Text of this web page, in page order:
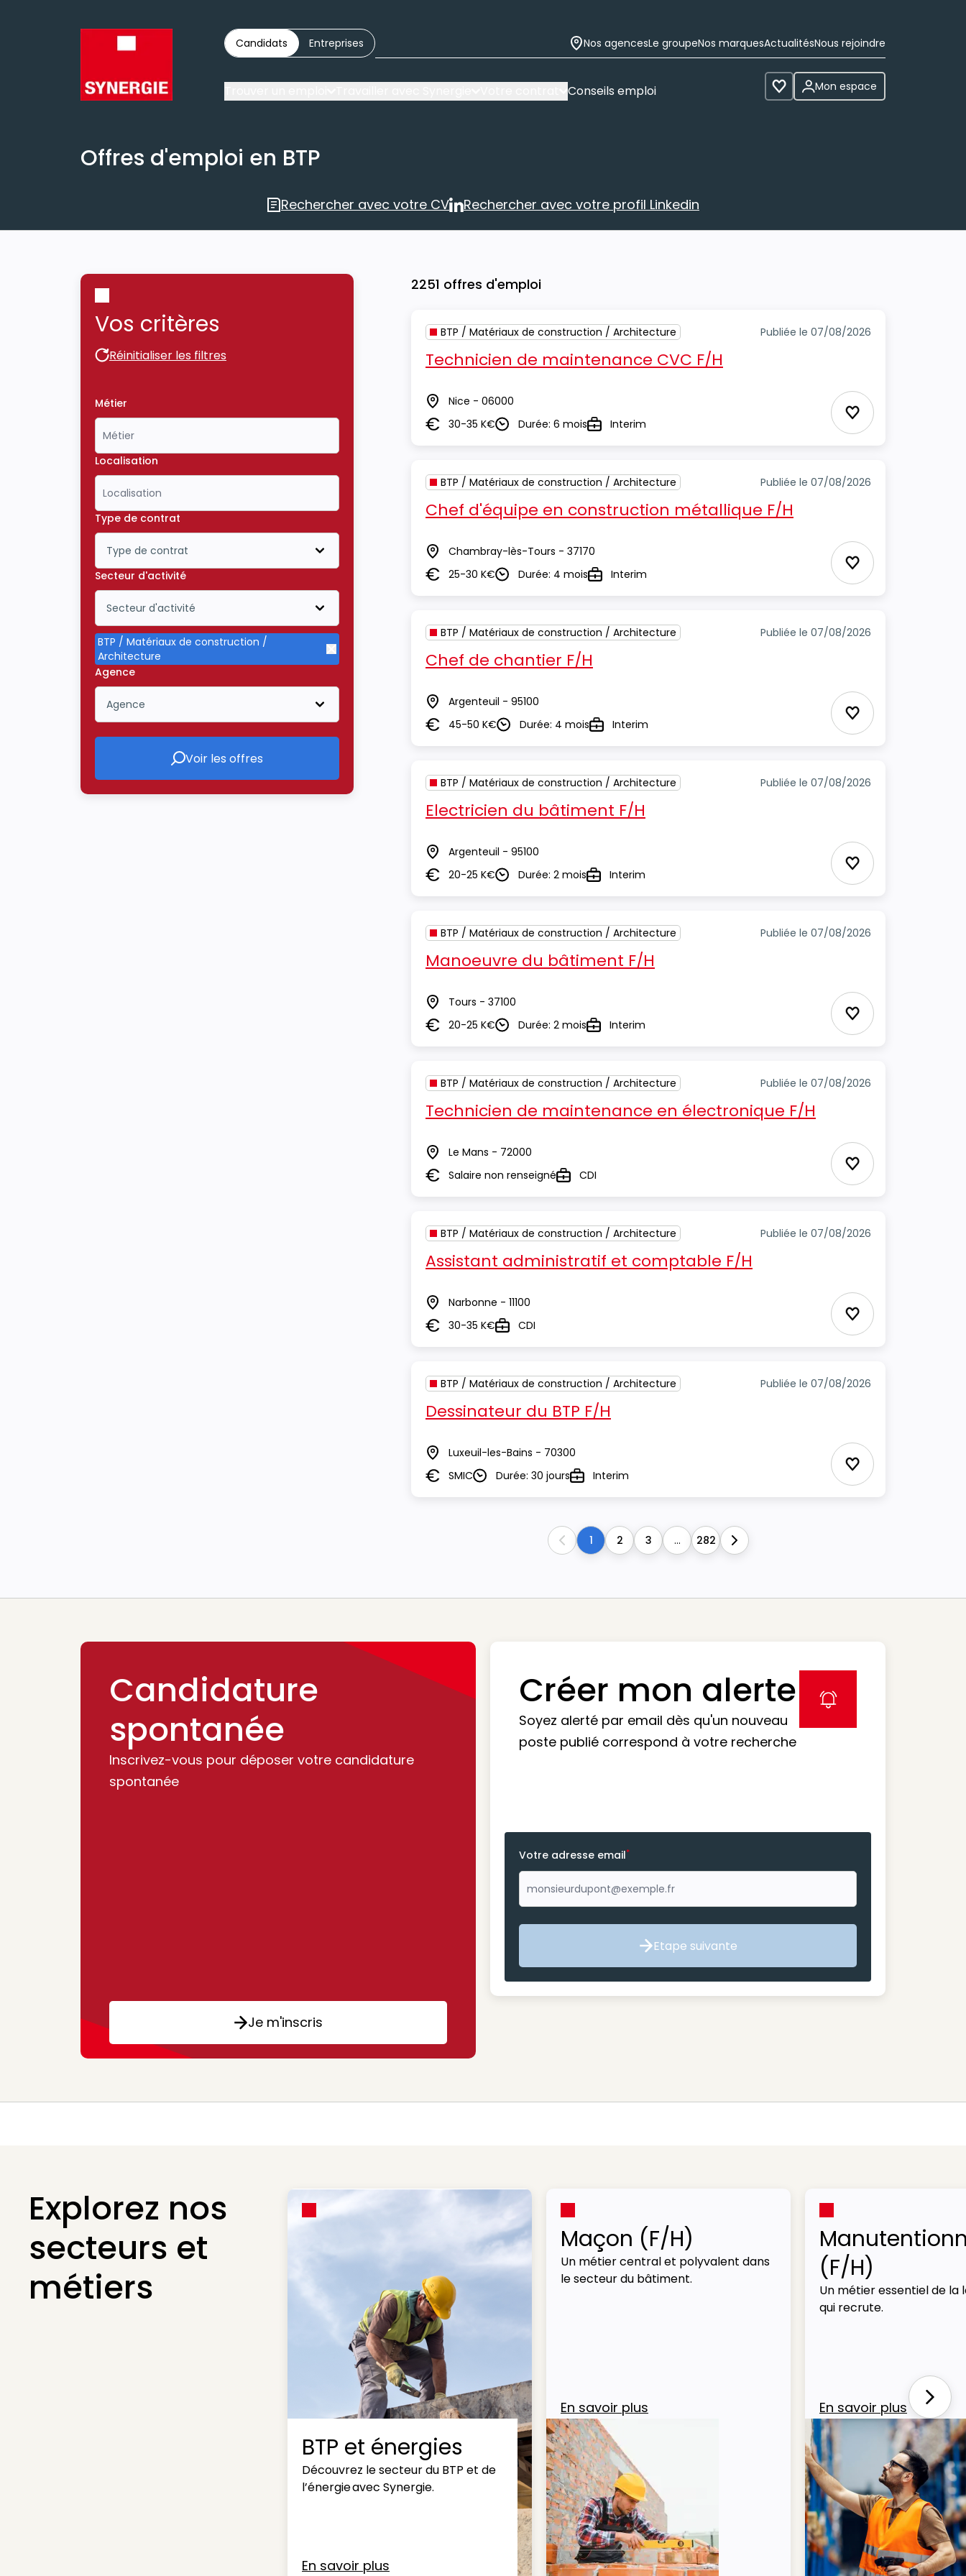
Candidats Entreprises Nos agencesLe groupeNos marquesActualitésNous rejoindre
Conseils emploi Voir les favoris
Mon espace
Offres d'emploi en BTP
Rechercher avec votre CV
Rechercher avec votre CV
Rechercher avec votre profil Linkedin
Rechercher avec votre profil Linkedin
Vos critères
Réinitialiser les filtres
Réinitialiser les filtres
Métier
Localisation
Type de contrat
Type de contrat
Icône ouvrir la liste déroulante
Secteur d'activité
Secteur d'activité
Icône ouvrir la liste déroulante
BTP / Matériaux de construction /
Architecture
Supprimer le critère BTP / Matériaux de construction / Architecture
Agence
Agence
Icône ouvrir la liste déroulante
Voir les offres
Voir les offres
2251 offres d'emploi
BTP / Matériaux de construction / Architecture Publiée le 07/08/2026
Technicien de maintenance CVC F/H
Lieu Nice - 06000
Salaire30-35 K€DuréeDurée: 6 moisTypeInterim Ajouter aux
BTP / Matériaux de construction / Architecture Publiée le 07/08/2026
Chef d'équipe en construction métallique F/H
Lieu Chambray-lès-Tours - 37170
Salaire25-30 K€DuréeDurée: 4 moisTypeInterim Ajouter aux
BTP / Matériaux de construction / Architecture Publiée le 07/08/2026
Chef de chantier F/H
Lieu Argenteuil - 95100
Salaire45-50 K€DuréeDurée: 4 moisTypeInterim Ajouter aux
BTP / Matériaux de construction / Architecture Publiée le 07/08/2026
Electricien du bâtiment F/H
Lieu Argenteuil - 95100
Salaire20-25 K€DuréeDurée: 2 moisTypeInterim Ajouter aux
BTP / Matériaux de construction / Architecture Publiée le 07/08/2026
Manoeuvre du bâtiment F/H
Lieu Tours - 37100
Salaire20-25 K€DuréeDurée: 2 moisTypeInterim Ajouter aux
BTP / Matériaux de construction / Architecture Publiée le 07/08/2026
Technicien de maintenance en électronique F/H
Lieu Le Mans - 72000
SalaireSalaire non renseignéTypeCDI Ajouter aux
BTP / Matériaux de construction / Architecture Publiée le 07/08/2026
Assistant administratif et comptable F/H
Lieu Narbonne - 11100
Salaire30-35 K€TypeCDI Ajouter aux
BTP / Matériaux de construction / Architecture Publiée le 07/08/2026
Dessinateur du BTP F/H
Lieu Luxeuil-les-Bains - 70300
Salaire
SMICDuréeDurée: 30 joursTypeInterim Ajouter aux
Previous
1 2 3 ... 282 Next
Candidature
spontanée
Inscrivez-vous pour déposer votre candidature
spontanée
Je m'inscris
Créer mon alerte
Soyez alerté par email dès qu'un nouveau
poste publié correspond à votre recherche
label icon
Votre adresse email*
Etape suivante
Etape suivante
Explorez nos
secteurs et
métiers
BTP et énergies
Découvrez le secteur du BTP et de
l’énergie avec Synergie.
En savoir plus
Maçon (F/H)
Un métier central et polyvalent dans
le secteur du bâtiment.
En savoir plus
(F/H)
Un métier essentiel de la
qui recrute.
En savoir plus Next